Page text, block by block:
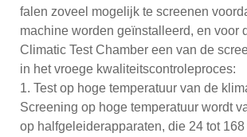
falen zoveel mogelijk te screenen
machine worden geïnstalleerd, en voor
Climatic Test Chamber een van de
in het vroege kwaliteitscontroleproces:
1. Test op hoge temperatuur van de
Screening op hoge temperatuur wordt
op halfgeleiderapparaten, die 24 tot